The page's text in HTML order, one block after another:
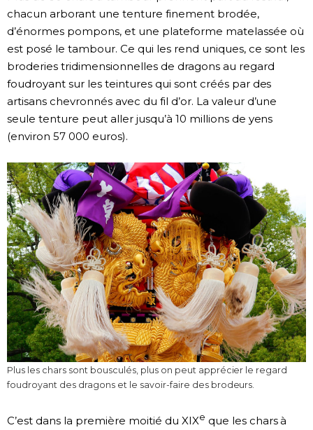
chacun arborant une tenture finement brodée,
d’énormes pompons, et une plateforme matelassée où
est posé le tambour. Ce qui les rend uniques, ce sont les
broderies tridimensionnelles de dragons au regard
foudroyant sur les teintures qui sont créés par des
artisans chevronnés avec du fil d’or. La valeur d’une
seule tenture peut aller jusqu’à 10 millions de yens
(environ 57 000 euros).
Plus les chars sont bousculés, plus on peut apprécier le regard
foudroyant des dragons et le savoir-faire des brodeurs.
C’est dans la première moitié du XIXe que les chars à